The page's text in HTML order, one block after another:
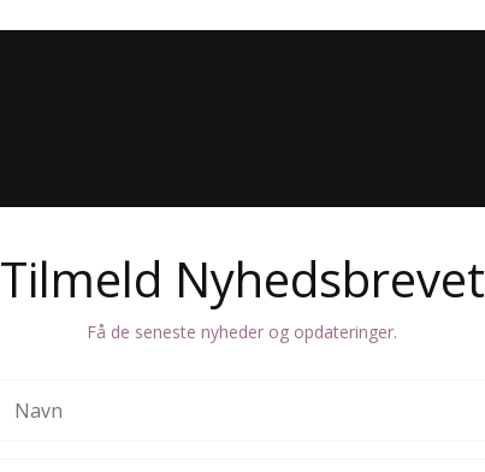
Tilmeld Nyhedsbrevet
Få de seneste nyheder og opdateringer.